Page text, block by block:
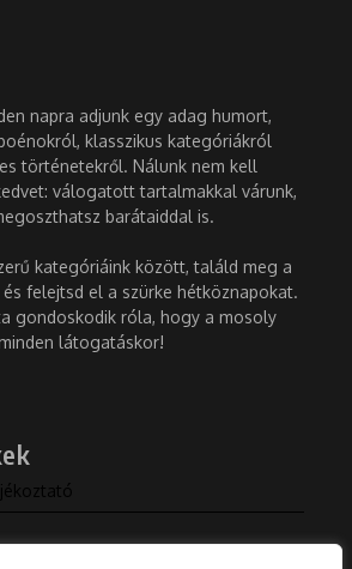
napra adjunk egy adag humort,
klasszikus kategóriákról
történetekről. Nálunk nem kell
válogatott tartalmakkal várunk,
barátaiddal is.
kategóriáink között, találd meg a
és felejtsd el a szürke hétköznapokat.
gondoskodik róla, hogy a mosoly
látogatáskor!